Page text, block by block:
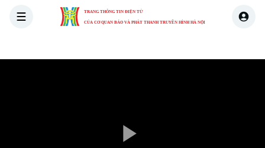
TRANG THÔNG TIN ĐIỆN TỬ
CỦA CƠ QUAN BÁO VÀ PHÁT THANH TRUYỀN HÌNH HÀ NỘI